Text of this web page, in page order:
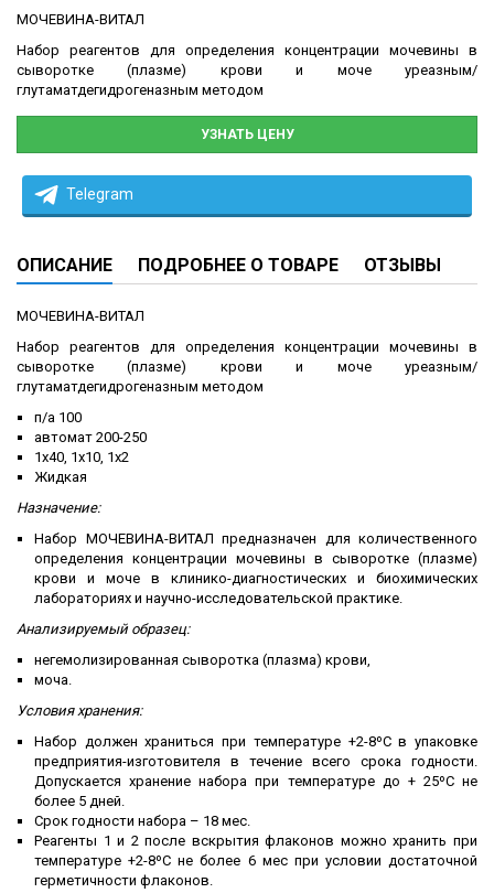
МОЧЕВИНА-ВИТАЛ
Набор реагентов для определения концентрации мочевины в
сыворотке (плазме) крови и моче уреазным/
глутаматдегидрогеназным методом
УЗНАТЬ ЦЕНУ
Telegram
ОПИСАНИЕ ПОДРОБНЕЕ О ТОВАРЕ ОТЗЫВЫ
МОЧЕВИНА-ВИТАЛ
Набор реагентов для определения концентрации мочевины в
сыворотке (плазме) крови и моче уреазным/
глутаматдегидрогеназным методом
п/а 100
автомат 200-250
1х40, 1х10, 1х2
Жидкая
Назначение:
Набор МОЧЕВИНА-ВИТАЛ предназначен для количественного
определения концентрации мочевины в сыворотке (плазме)
крови и моче в клинико-диагностических и биохимических
лабораториях и научно-исследовательской практике.
Анализируемый образец:
негемолизированная сыворотка (плазма) крови,
моча.
Условия хранения:
Набор должен храниться при температуре +2-8ºС в упаковке
предприятия-изготовителя в течение всего срока годности.
Допускается хранение набора при температуре до + 25ºС не
более 5 дней.
Срок годности набора – 18 мес.
Реагенты 1 и 2 после вскрытия флаконов можно хранить при
температуре +2-8ºС не более 6 мес при условии достаточной
герметичности флаконов.